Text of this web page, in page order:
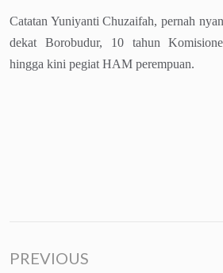
Catatan Yuniyanti Chuzaifah, pernah
dekat Borobudur, 10 tahun
hingga kini pegiat HAM perempuan.
PREVIOUS